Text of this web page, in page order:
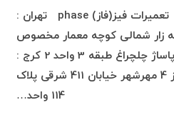
تعمیرات فیز(فاز) phase تهران :
زار شمالی کوچه معمار مخصوص
پاساژ چلچراغ طبقه 3 واحد 2 کرج :
فاز 4 مهرشهر خیابان 411 شرقی پلاک
114 واحد…